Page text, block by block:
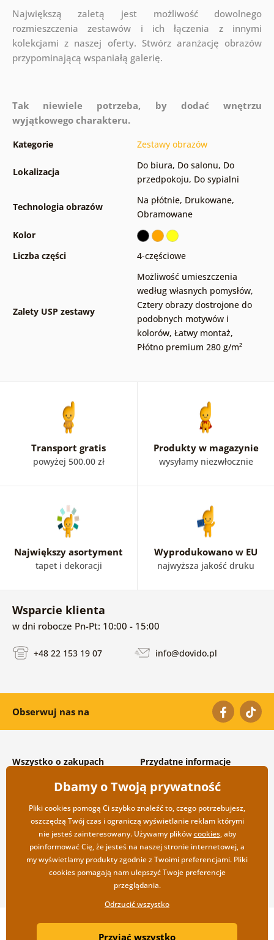
Największą zaletą jest możliwość dowolnego
rozmieszczenia zestawów i ich łączenia z innymi
kolekcjami z naszej oferty. Stwórz aranżację obrazów
przypominającą wspaniałą galerię.
Tak niewiele potrzeba, by dodać wnętrzu
wyjątkowego charakteru.
Kategorie Zestawy obrazów
Lokalizacja
Do biura, Do salonu, Do
przedpokoju, Do sypialni
Technologia obrazów
Na płótnie, Drukowane,
Obramowane
Kolor
Liczba części
4-częściowe
Zalety USP zestawy
Możliwość umieszczenia
według własnych pomysłów,
Cztery obrazy dostrojone do
podobnych motywów i
kolorów, Łatwy montaż,
Płótno premium 280 g/m²
Transport gratis
powyżej 500.00 zł
Produkty w magazynie
wysyłamy niezwłocznie
Największy asortyment
tapet i dekoracji
Wyprodukowano w EU
najwyższa jakość druku
Wsparcie klienta
w dni robocze Pn-Pt: 10:00 - 15:00
+48 22 153 19 07 info@dovido.pl
Obserwuj nas na
Wszystko o zakupach
Warunki handlowe i
reklamacyjne
Prywatność
Opcje wysyłki i płatności
Zwrot towarów
Przydatne informacje
Często zadawane pytania
Kontakt
Współpraca hurtowa
Copyright ©2019 © Dovido.pl.
Dbamy o Twoją prywatność
Pliki cookies pomogą Ci szybko znaleźć to, czego potrzebujesz,
oszczędzą Twój czas i ograniczą wyświetlanie reklam którymi
nie jesteś zainteresowany. Używamy plikówcookies, aby
poinformować Cię, że jesteś na naszej stronie internetowej, a
my wyświetlamy produkty zgodnie z Twoimi preferencjami. Pliki
cookies pomagają nam ulepszyć Twoje preferencje
przeglądania.
Odrzucić wszystko
Przyjąć wszystko